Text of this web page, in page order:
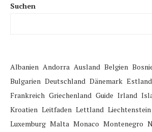
Suchen
Albanien Andorra Ausland Belgien
Bulgarien Deutschland Dänemark Estland
Frankreich Griechenland Guide Irland
Kroatien Leitfaden Lettland Liechtenstein
Luxemburg Malta Monaco Montenegro